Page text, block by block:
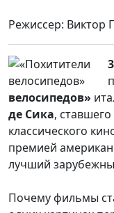
Режиссер: Виктор
велосипедов»
де Сика,
классического
премией
лучший
Почему фильмы